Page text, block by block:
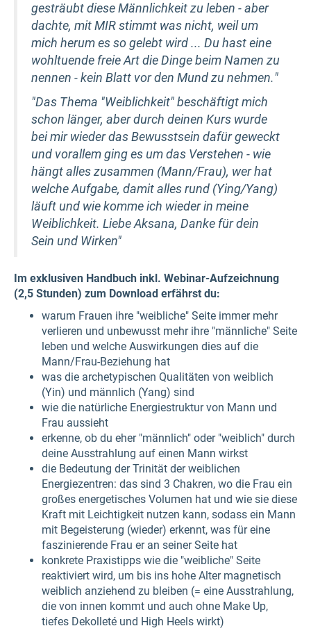
gesträubt diese Männlichkeit zu leben - aber
dachte, mit MIR stimmt was nicht, weil um
mich herum es so gelebt wird ... Du hast eine
wohltuende freie Art die Dinge beim Namen zu
nennen - kein Blatt vor den Mund zu nehmen."
"Das Thema "Weiblichkeit" beschäftigt mich
schon länger, aber durch deinen Kurs wurde
bei mir wieder das Bewusstsein dafür geweckt
und vorallem ging es um das Verstehen - wie
hängt alles zusammen (Mann/Frau), wer hat
welche Aufgabe, damit alles rund (Ying/Yang)
läuft und wie komme ich wieder in meine
Weiblichkeit. Liebe Aksana, Danke für dein
Sein und Wirken"
Im exklusiven Handbuch inkl. Webinar-Aufzeichnung
(2,5 Stunden) zum Download erfährst du:
warum Frauen ihre "weibliche" Seite immer mehr
verlieren und unbewusst mehr ihre "männliche" Seite
leben und welche Auswirkungen dies auf die
Mann/Frau-Beziehung hat
was die archetypischen Qualitäten von weiblich
(Yin) und männlich (Yang) sind
wie die natürliche Energiestruktur von Mann und
Frau aussieht
erkenne, ob du eher "männlich" oder "weiblich" durch
deine Ausstrahlung auf einen Mann wirkst
die Bedeutung der Trinität der weiblichen
Energiezentren: das sind 3 Chakren, wo die Frau ein
großes energetisches Volumen hat und wie sie diese
Kraft mit Leichtigkeit nutzen kann, sodass ein Mann
mit Begeisterung (wieder) erkennt, was für eine
faszinierende Frau er an seiner Seite hat
konkrete Praxistipps wie die "weibliche" Seite
reaktiviert wird, um bis ins hohe Alter magnetisch
weiblich anziehend zu bleiben (= eine Ausstrahlung,
die von innen kommt und auch ohne Make Up,
tiefes Dekolleté und High Heels wirkt)